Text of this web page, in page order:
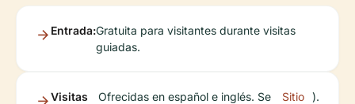
Entrada:Gratuita para visitantes durante visitas
guiadas.
Visitas
Ofrecidas en español e inglés. Se
Sitio ).